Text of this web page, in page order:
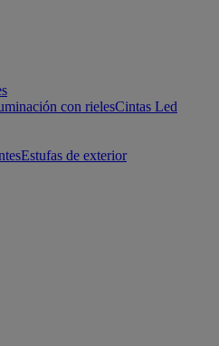
con rielesCintas Led
Estufas de exterior